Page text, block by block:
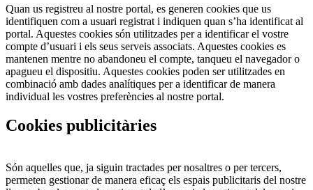
Quan us registreu al nostre portal, es generen cookies que us
identifiquen com a usuari registrat i indiquen quan s’ha identificat al
portal. Aquestes cookies són utilitzades per a identificar el vostre
compte d’usuari i els seus serveis associats. Aquestes cookies es
mantenen mentre no abandoneu el compte, tanqueu el navegador o
apagueu el dispositiu. Aquestes cookies poden ser utilitzades en
combinació amb dades analítiques per a identificar de manera
individual les vostres preferències al nostre portal.
Cookies publicitàries
Són aquelles que, ja siguin tractades per nosaltres o per tercers,
permeten gestionar de manera eficaç els espais publicitaris del nostre